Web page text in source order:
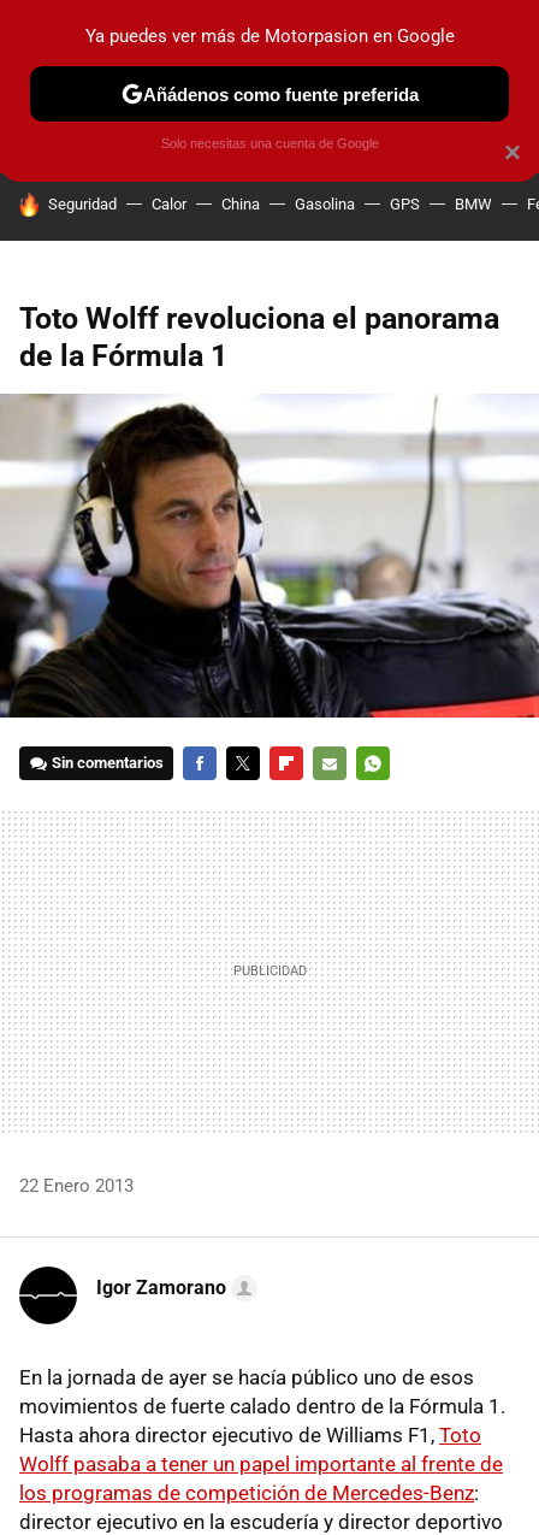
PRUEBAS COCHES ELÉCTRICOS OBSERVATORIO
HOY SE HABLA DE
Seguridad Calor China Gasolina GPS BMW
Toto Wolff revoluciona el panorama
de la Fórmula 1
Sin comentarios
MAIL
22 Enero 2013
Igor Zamorano
En la jornada de ayer se hacía público uno de esos
movimientos de fuerte calado dentro de la Fórmula 1.
Hasta ahora director ejecutivo de Williams F1, Toto
Wolff pasaba a tener un papel importante al frente de
los programas de competición de Mercedes-Benz:
director ejecutivo en la escudería y director deportivo
×
Ya puedes ver más de Motorpasion en Google
Añádenos como fuente preferida
Solo necesitas una cuenta de Google